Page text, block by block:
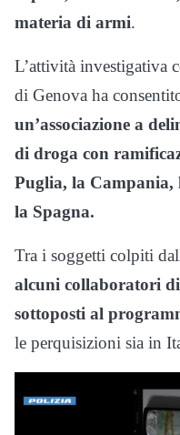
materia di armi.
L’attività investigativa
di Genova ha
un’associazione a
di droga con
Puglia, la
la Spagna.
Tra i soggetti colpiti
alcuni collaboratori
sottoposti al
le perquisizioni sia in